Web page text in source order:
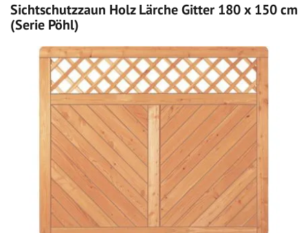
Sichtschutzzaun Holz Lärche Gitter 180 x 150 cm
(Serie Pöhl)
Bildergalerie